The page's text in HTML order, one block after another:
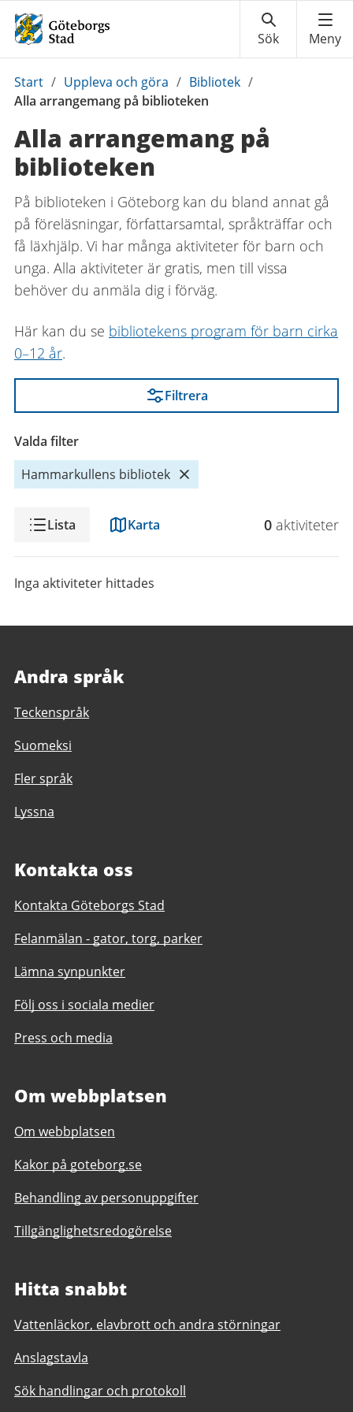
Du
är
Start / Uppleva och göra / Bibliotek /
Alla arrangemang på biblioteken
Alla arrangemang på
biblioteken
På biblioteken i Göteborg kan du bland annat gå
på föreläsningar, författarsamtal, språkträffar och
få läxhjälp. Vi har många aktiviteter för barn och
unga. Alla aktiviteter är gratis, men till vissa
behöver du anmäla dig i förväg.
Här kan du se bibliotekens program för barn cirka
0–12 år.
Filtrera
Valda filter
Hammarkullens bibliotek
VisningLista Karta 0 aktiviteter
Inga aktiviteter hittades
Andra språk
Teckenspråk
Suomeksi
Fler språk
Lyssna
Kontakta oss
Kontakta Göteborgs Stad
Felanmälan - gator, torg, parker
Lämna synpunkter
Följ oss i sociala medier
Press och media
Om webbplatsen
Om webbplatsen
Kakor på goteborg.se
Behandling av personuppgifter
Tillgänglighetsredogörelse
Hitta snabbt
Vattenläckor, elavbrott och andra störningar
Anslagstavla
Sök handlingar och protokoll